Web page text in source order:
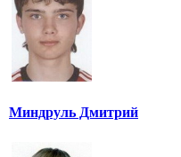
Миндруль Дмитрий